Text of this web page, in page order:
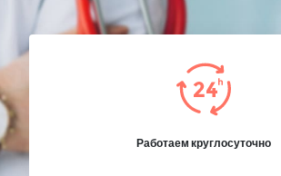
Работаем круглосуточно